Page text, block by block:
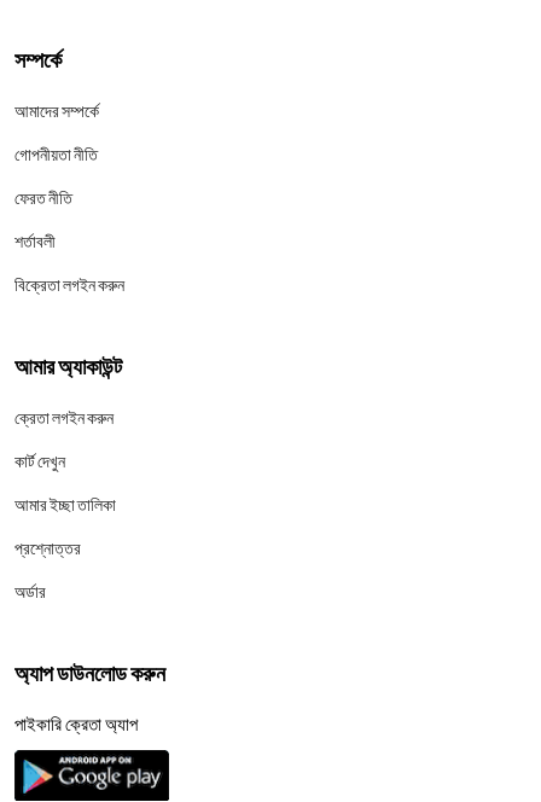
সম্পর্কে
আমাদের সম্পর্কে
গোপনীয়তা নীতি
ফেরত নীতি
শর্তাবলী
বিক্রেতা লগইন করুন
আমার অ্যাকাউন্ট
ক্রেতা লগইন করুন
কার্ট দেখুন
আমার ইচ্ছা তালিকা
প্রশ্নোত্তর
অর্ডার
অ্যাপ ডাউনলোড করুন
পাইকারি ক্রেতা অ্যাপ